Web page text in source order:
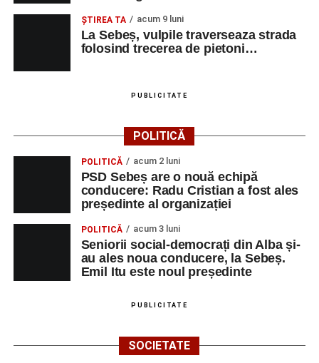
CALITATE
BELLA ARTE ADDA
MAROCHINER-
CONFECTIONER
COMANDA
5 0745580122
SERVICII SRL
NECALIFICAT LA
ASAMBLAREA,
MONTAREA
PIESELOR
SC SALV METAL
SRL
MASINIST LA
MASINI
SPECIALE DE
ASCHIERE
1
TRIMODA SRL VÂNZATOR 1
0755461400
ASISTENT
INGINER
CONSTRUCTII
ŞTIREA TA acum 9 luni
La Sebeș, vulpile traverseaza strada
folosind trecerea de pietoni…
PUBLICITATE
POLITICĂ
POLITICĂ acum 2 luni
PSD Sebeș are o nouă echipă
conducere: Radu Cristian a fost ales
președinte al organizației
POLITICĂ acum 3 luni
Seniorii social-democrați din Alba și-
au ales noua conducere, la Sebeș.
Emil Itu este noul președinte
PUBLICITATE
SOCIETATE